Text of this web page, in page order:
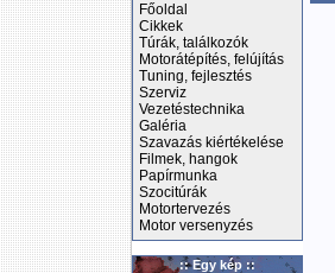
Főoldal
Cikkek
Túrák, találkozók
Motorátépítés, felújítás
Tuning, fejlesztés
Szerviz
Vezetéstechnika
Galéria
Szavazás kiértékelése
Filmek, hangok
Papírmunka
Szocitúrák
Motortervezés
Motor versenyzés
:: Egy kép ::